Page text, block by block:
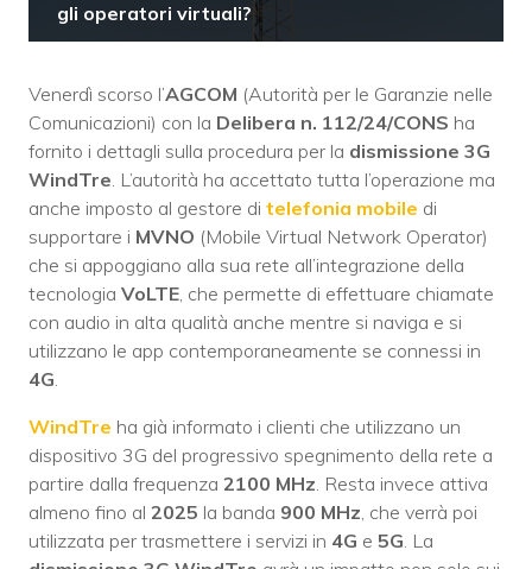
gli operatori virtuali?
Venerdì scorso l’AGCOM (Autorità per le Garanzie nelle
Comunicazioni) con la Delibera n. 112/24/CONS ha
fornito i dettagli sulla procedura per la dismissione 3G
WindTre. L’autorità ha accettato tutta l’operazione ma
anche imposto al gestore di telefonia mobile di
supportare i MVNO (Mobile Virtual Network Operator)
che si appoggiano alla sua rete all’integrazione della
tecnologia VoLTE, che permette di effettuare chiamate
con audio in alta qualità anche mentre si naviga e si
utilizzano le app contemporaneamente se connessi in
4G.
WindTre ha già informato i clienti che utilizzano un
dispositivo 3G del progressivo spegnimento della rete a
partire dalla frequenza 2100 MHz. Resta invece attiva
almeno fino al 2025 la banda 900 MHz, che verrà poi
utilizzata per trasmettere i servizi in 4G e 5G. La